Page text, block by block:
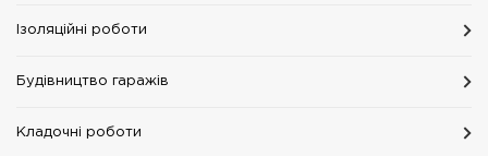
Ізоляційні роботи
Будівництво гаражів
Кладочні роботи